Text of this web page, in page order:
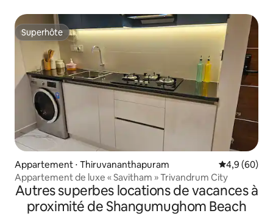
Superhôte
Superhôte
Appartement ⋅ Thiruvananthapuram Évaluation
4,9 (60)
Appartement de luxe « Savitham » Trivandrum City
Autres superbes locations de vacances à
proximité de Shangumughom Beach